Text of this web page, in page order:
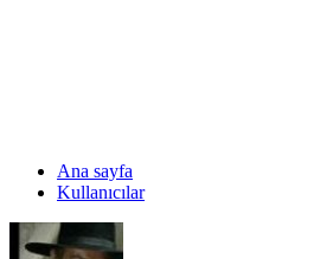
Ana sayfa
Kullanıcılar